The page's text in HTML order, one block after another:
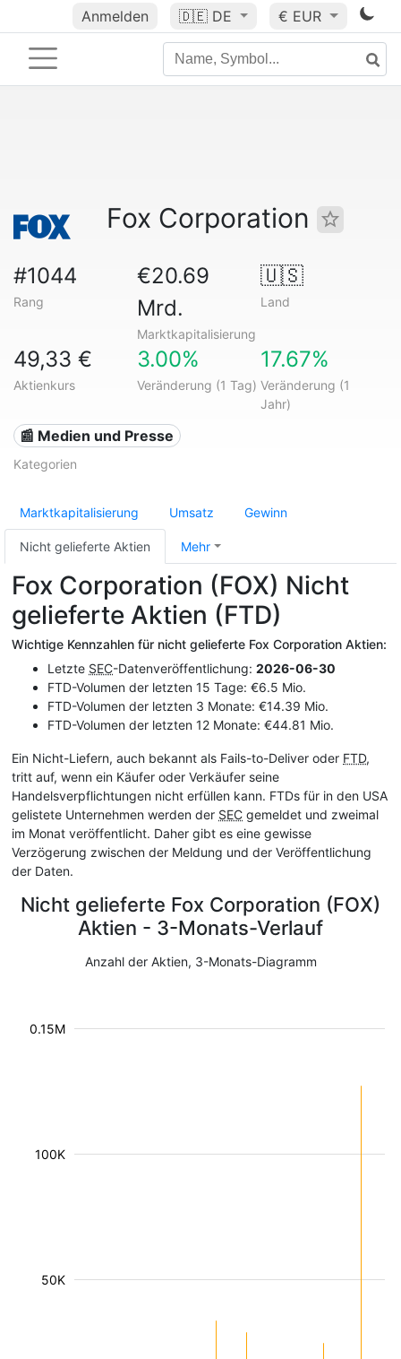
Anmelden 🇩🇪 DE € EUR
Fox Corporation
#1044
Rang
€20.69
Mrd.
Marktkapitalisierung
🇺🇸
Land
49,33 €
Aktienkurs
3.00%
Veränderung (1 Tag)
17.67%
Veränderung (1
Jahr)
📰 Medien und Presse
Kategorien
Marktkapitalisierung Umsatz Gewinn
Nicht gelieferte Aktien Mehr
Fox Corporation (FOX) Nicht
gelieferte Aktien (FTD)
Wichtige Kennzahlen für nicht gelieferte Fox Corporation Aktien:
Letzte SEC-Datenveröffentlichung: 2026-06-30
FTD-Volumen der letzten 15 Tage: €6.5 Mio.
FTD-Volumen der letzten 3 Monate: €14.39 Mio.
FTD-Volumen der letzten 12 Monate: €44.81 Mio.
Ein Nicht-Liefern, auch bekannt als Fails-to-Deliver oder FTD,
tritt auf, wenn ein Käufer oder Verkäufer seine
Handelsverpflichtungen nicht erfüllen kann. FTDs für in den USA
gelistete Unternehmen werden der SEC gemeldet und zweimal
im Monat veröffentlicht. Daher gibt es eine gewisse
Verzögerung zwischen der Meldung und der Veröffentlichung
der Daten.
Nicht gelieferte Fox Corporation (FOX)
Aktien - 3-Monats-Verlauf
Anzahl der Aktien, 3-Monats-Diagramm
50K
100K
0.15M